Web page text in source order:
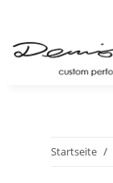
Startseite